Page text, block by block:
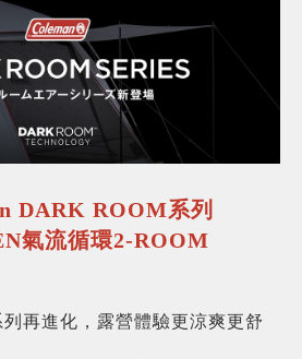
ROOM系列
氣流循環2-ROOM
再進化，露營體驗更涼爽更舒